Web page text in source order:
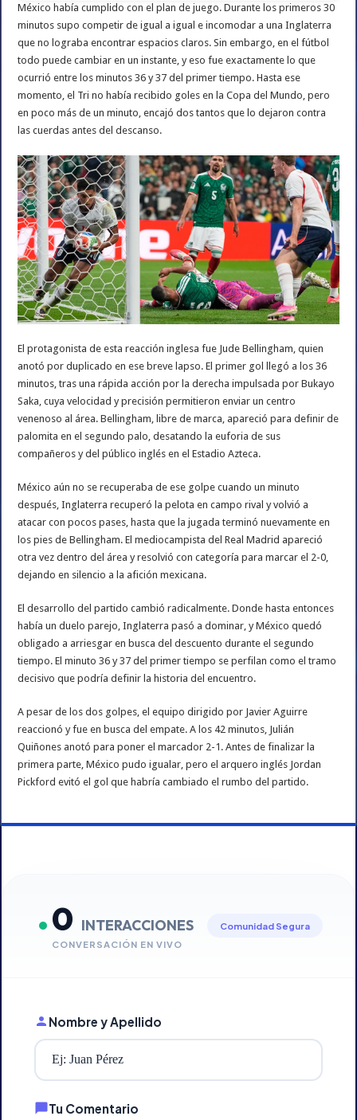
México había cumplido con el plan de juego. Durante los primeros 30
minutos supo competir de igual a igual e incomodar a una Inglaterra
que no lograba encontrar espacios claros. Sin embargo, en el fútbol
todo puede cambiar en un instante, y eso fue exactamente lo que
ocurrió entre los minutos 36 y 37 del primer tiempo. Hasta ese
momento, el Tri no había recibido goles en la Copa del Mundo, pero
en poco más de un minuto, encajó dos tantos que lo dejaron contra
las cuerdas antes del descanso.
El protagonista de esta reacción inglesa fue Jude Bellingham, quien
anotó por duplicado en ese breve lapso. El primer gol llegó a los 36
minutos, tras una rápida acción por la derecha impulsada por Bukayo
Saka, cuya velocidad y precisión permitieron enviar un centro
venenoso al área. Bellingham, libre de marca, apareció para definir de
palomita en el segundo palo, desatando la euforia de sus
compañeros y del público inglés en el Estadio Azteca.
México aún no se recuperaba de ese golpe cuando un minuto
después, Inglaterra recuperó la pelota en campo rival y volvió a
atacar con pocos pases, hasta que la jugada terminó nuevamente en
los pies de Bellingham. El mediocampista del Real Madrid apareció
otra vez dentro del área y resolvió con categoría para marcar el 2-0,
dejando en silencio a la afición mexicana.
El desarrollo del partido cambió radicalmente. Donde hasta entonces
había un duelo parejo, Inglaterra pasó a dominar, y México quedó
obligado a arriesgar en busca del descuento durante el segundo
tiempo. El minuto 36 y 37 del primer tiempo se perfilan como el tramo
decisivo que podría definir la historia del encuentro.
A pesar de los dos golpes, el equipo dirigido por Javier Aguirre
reaccionó y fue en busca del empate. A los 42 minutos, Julián
Quiñones anotó para poner el marcador 2-1. Antes de finalizar la
primera parte, México pudo igualar, pero el arquero inglés Jordan
Pickford evitó el gol que habría cambiado el rumbo del partido.
0 INTERACCIONES
CONVERSACIÓN EN VIVO
Comunidad Segura
Nombre y Apellido
Tu Comentario